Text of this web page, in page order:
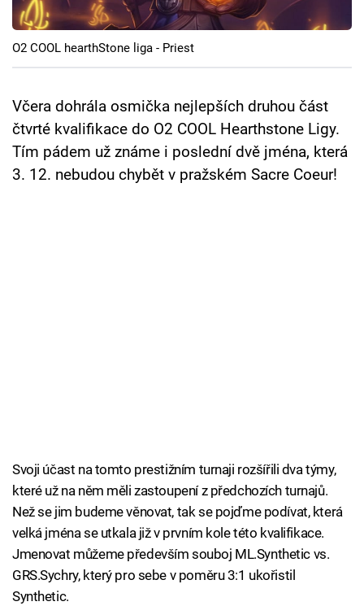
Cool Esport
Pořady
TV Program
Sledujte prima+
O2 COOL hearthStone liga - Priest
Včera dohrála osmička nejlepších druhou část
čtvrté kvalifikace do O2 COOL Hearthstone Ligy.
Tím pádem už známe i poslední dvě jména, která
3. 12. nebudou chybět v pražském Sacre Coeur!
Svoji účast na tomto prestižním turnaji rozšířili dva týmy,
které už na něm měli zastoupení z předchozích turnajů.
Než se jim budeme věnovat, tak se pojďme podívat, která
velká jména se utkala již v prvním kole této kvalifikace.
Jmenovat můžeme především souboj ML.Synthetic vs.
GRS.Sychry, který pro sebe v poměru 3:1 ukořistil
Synthetic.